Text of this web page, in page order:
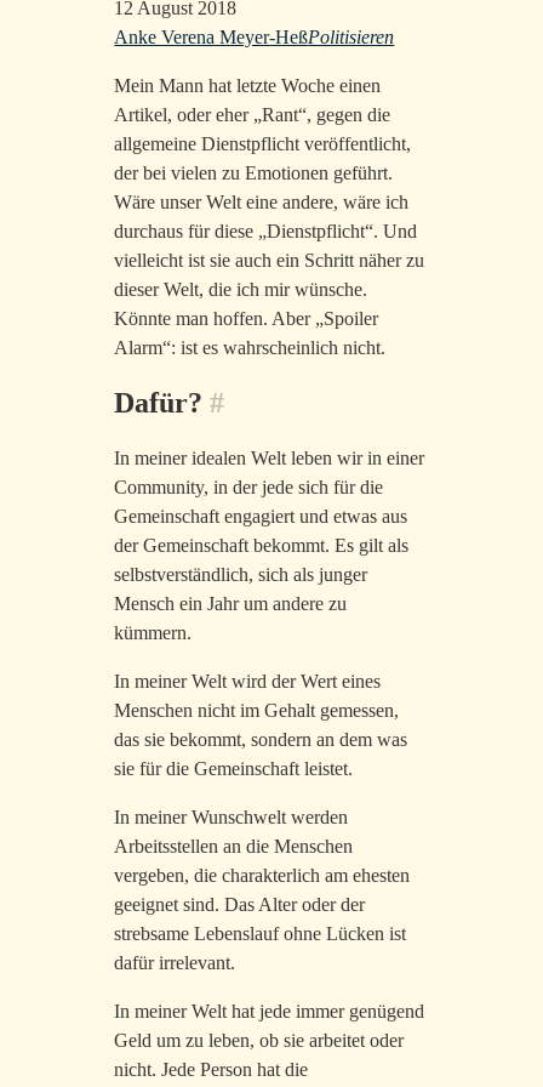
12 August 2018
Anke Verena Meyer-HeßPolitisieren
Mein Mann hat letzte Woche einen
Artikel, oder eher „Rant“, gegen die
allgemeine Dienstpflicht veröffentlicht,
der bei vielen zu Emotionen geführt.
Wäre unser Welt eine andere, wäre ich
durchaus für diese „Dienstpflicht“. Und
vielleicht ist sie auch ein Schritt näher zu
dieser Welt, die ich mir wünsche.
Könnte man hoffen. Aber „Spoiler
Alarm“: ist es wahrscheinlich nicht.
Dafür? #
In meiner idealen Welt leben wir in einer
Community, in der jede sich für die
Gemeinschaft engagiert und etwas aus
der Gemeinschaft bekommt. Es gilt als
selbstverständlich, sich als junger
Mensch ein Jahr um andere zu
kümmern.
In meiner Welt wird der Wert eines
Menschen nicht im Gehalt gemessen,
das sie bekommt, sondern an dem was
sie für die Gemeinschaft leistet.
In meiner Wunschwelt werden
Arbeitsstellen an die Menschen
vergeben, die charakterlich am ehesten
geeignet sind. Das Alter oder der
strebsame Lebenslauf ohne Lücken ist
dafür irrelevant.
In meiner Welt hat jede immer genügend
Geld um zu leben, ob sie arbeitet oder
nicht. Jede Person hat die